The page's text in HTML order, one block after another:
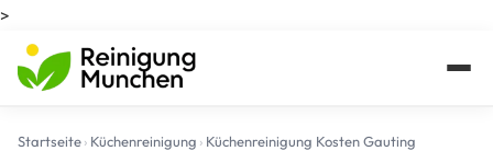
>
Startseite› Küchenreinigung › Küchenreinigung Kosten Gauting